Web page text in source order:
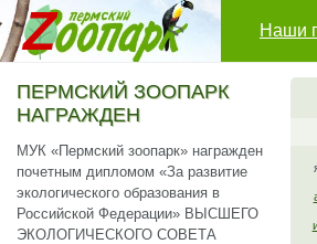
Наши
ПЕРМСКИЙ ЗООПАРК
НАГРАЖДЕН
МУК «Пермский зоопарк» награжден
почетным дипломом «За развитие
экологического образования в
Российской Федерации» ВЫСШЕГО
ЭКОЛОГИЧЕСКОГО СОВЕТА